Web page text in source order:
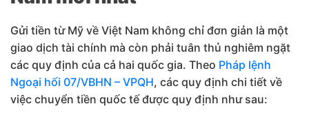
Gửi tiền từ Mỹ về Việt Nam không chỉ đơn giản là một
giao dịch tài chính mà còn phải tuân thủ nghiêm ngặt
các quy định của cả hai quốc gia. Theo Pháp lệnh
Ngoại hối 07/VBHN – VPQH, các quy định chi tiết về
việc chuyển tiền quốc tế được quy định như sau: